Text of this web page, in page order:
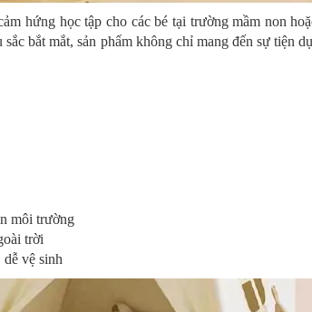
hứng học tập cho các bé tại trường mầm non
bắt mắt, sản phẩm không chỉ mang đến sự tiện
môi trường
trời
vệ sinh